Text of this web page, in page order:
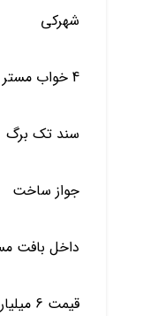
شهرکی
4 خواب مستر
سند تک برگ
جواز ساخت
داخل بافت
قیمت 6 میلیارد